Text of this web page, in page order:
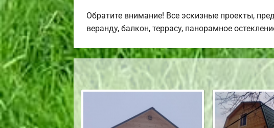
Обратите внимание! Все эскизные проекты,
веранду, балкон, террасу, панорамное